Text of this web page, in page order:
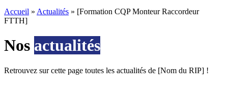
Accueil » Actualités » [Formation CQP Monteur Raccordeur
FTTH]
Nos actualités
Retrouvez sur cette page toutes les actualités de [Nom du RIP] !